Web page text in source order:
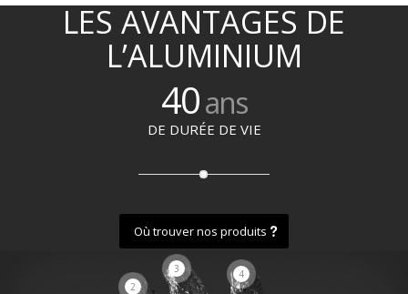
LES AVANTAGES DE
L’ALUMINIUM
40ans
DE DURÉE DE VIE
Où trouver nos produits
2
3 4